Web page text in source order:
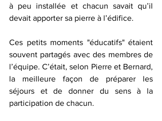
à peu installée et chacun savait qu’il
devait apporter sa pierre à l’édifice.
Ces petits moments "éducatifs" étaient
souvent partagés avec des membres de
l’équipe. C’était, selon Pierre et Bernard,
la meilleure façon de préparer les
séjours et de donner du sens à la
participation de chacun.